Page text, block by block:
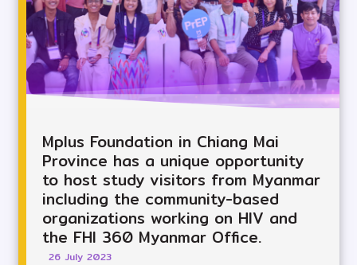
Mplus Foundation in Chiang Mai
Province has a unique opportunity
to host study visitors from Myanmar
including the community-based
organizations working on HIV and
the FHI 360 Myanmar Office.
26 July 2023